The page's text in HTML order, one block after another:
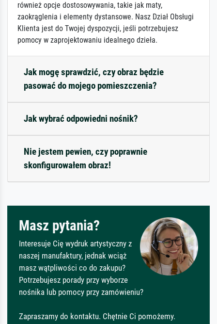
również opcje dostosowywania, takie jak maty,
zaokrąglenia i elementy dystansowe. Nasz Dział Obsługi
Klienta jest do Twojej dyspozycji, jeśli potrzebujesz
pomocy w zaprojektowaniu idealnego dzieła.
Jak mogę sprawdzić, czy obraz będzie
pasować do mojego pomieszczenia?
Jak wybrać odpowiedni nośnik?
Nie jestem pewien, czy poprawnie
skonfigurowałem obraz!
Masz pytania?
Interesuje Cię wydruk artystyczny z
naszej manufaktury, jednak wciąż
masz wątpliwości co do zakupu?
Potrzebujesz porady przy wyborze
nośnika lub pomocy przy zamówieniu?
Zapraszamy do kontaktu. Chętnie Ci pomożemy.